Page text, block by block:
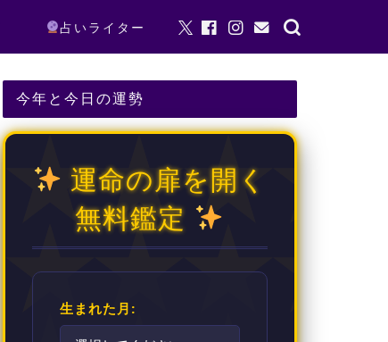
占いライター
今年と今日の運勢
運命の扉を開く
無料鑑定
生まれた月: